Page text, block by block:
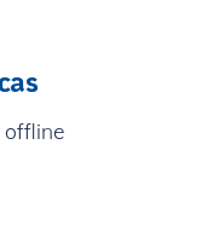
offline